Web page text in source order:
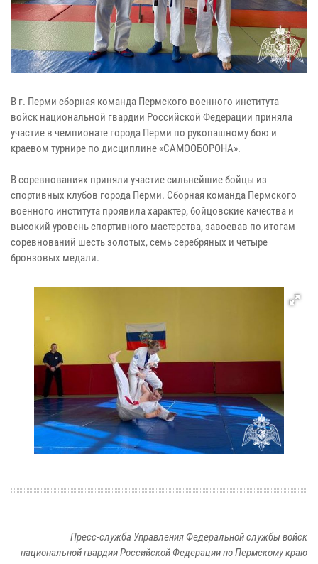
В г. Перми сборная команда Пермского военного института
войск национальной гвардии Российской Федерации приняла
участие в чемпионате города Перми по рукопашному бою и
краевом турнире по дисциплине «САМООБОРОНА».
В соревнованиях приняли участие сильнейшие бойцы из
спортивных клубов города Перми. Сборная команда Пермского
военного института проявила характер, бойцовские качества и
высокий уровень спортивного мастерства, завоевав по итогам
соревнований шесть золотых, семь серебряных и четыре
бронзовых медали.
Пресс-служба Управления Федеральной службы войск
национальной гвардии Российской Федерации по Пермскому краю